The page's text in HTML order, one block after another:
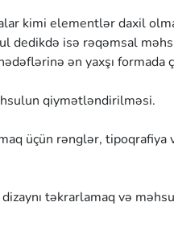
kimi elementlər daxil
dedikdə isə rəqəmsal
ən yaxşı formada
qiymətləndirilməsi.
üçün rənglər,
təkrarlamaq və